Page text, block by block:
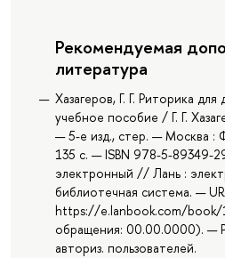
Рекомендуемая
литература
Хазагеров, Г. Г. Риторика
учебное пособие / Г. Г.
— 5-е изд., стер. — Москва
135 с. — ISBN 978-5-89349-
электронный // Лань :
библиотечная система. —
https://e.lanbook.com/book/
обращения: 00.00.0000). —
авториз. пользователей.